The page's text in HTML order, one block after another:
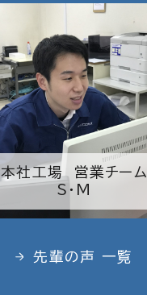
本社工場 営業チーム
S・M
先輩の声 一覧